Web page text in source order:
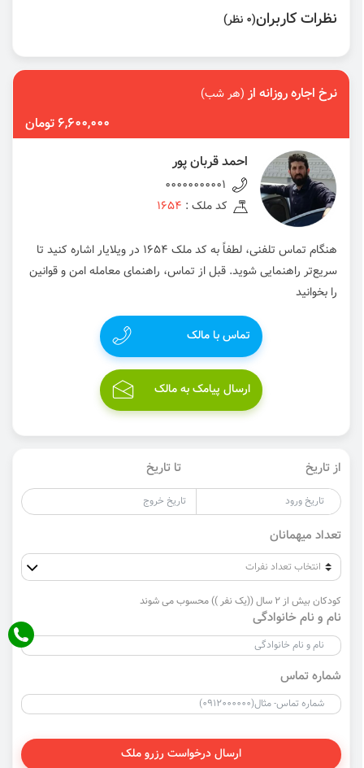
نظرات کاربران(0 نظر)
نرخ اجاره روزانه از(هر شب)
6,600,000 تومان
احمد قربان پور
00000000001
کد ملک : 1654
هنگام تماس تلفنی، لطفاً به کد ملک 1654 در ویلایار اشاره کنید تا
سریع‌تر راهنمایی شوید. قبل از تماس، راهنمای معامله امن و قوانین
را بخوانید
تماس با مالک
ارسال پیامک به مالک
از تاریخ تا تاریخ
تعداد میهمانان
کودکان بیش از 2 سال ((یک نفر )) محسوب می شوند
نام و نام خانوادگی
شماره تماس
ارسال درخواست رزرو ملک